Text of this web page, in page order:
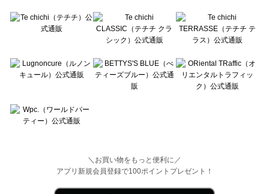
＼お買い物をもっと便利に／
アプリ新規会員登録で100ポイントプレゼント！